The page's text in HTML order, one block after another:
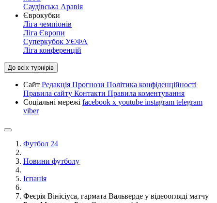
Саудівська Аравія
Єврокубки
Ліга чемпіонів
Ліга Європи
Суперкубок УЄФА
Ліга конференцій
До всіх турнірів
Сайт Редакція Прогнози Політика конфіденційності
Правила сайту Контакти Правила коментування
Соціальні мережі facebook x youtube instagram telegram
viber
Футбол 24
Новини футболу
Іспанія
Феєрія Вінісіуса, гармата Вальверде у відеоогляді матчу